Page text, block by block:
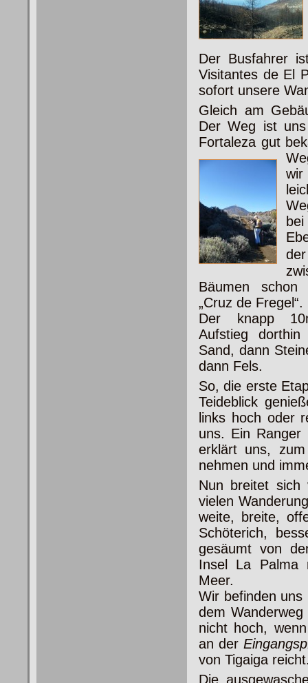
Der Busfahrer
Visitantes de El
sofort unsere
Gleich am
Der Weg ist
Fortaleza gut
wir
Bäumen schon
„Cruz de Fregel“.
Der knapp
Aufstieg
Sand, dann
dann Fels.
So, die erste
Teideblick
links hoch oder
uns. Ein Ranger
erklärt uns,
nehmen und
Nun breitet sich
vielen
weite, breite,
Schöterich,
gesäumt von
Insel La Palma
Meer.
Wir befinden
dem
nicht hoch,
an der
von Tigaiga
Die